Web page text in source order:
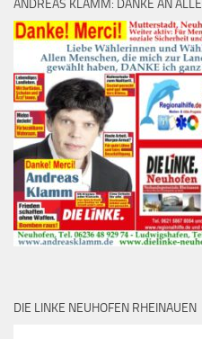
ANDREAS KLAMM: DANKE AN
DIE LINKE NEUHOFEN RHEINAUEN